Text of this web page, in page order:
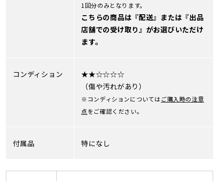
1回分のみとなります。
こちらの商品は『配送』または『出品
店舗での受け取り』がお選びいただけ
ます。
コンディション
★★☆☆☆☆
（傷や汚れがあり）
※コンディションについてはご購入時の注意
点をご確認ください。
付属品 特になし